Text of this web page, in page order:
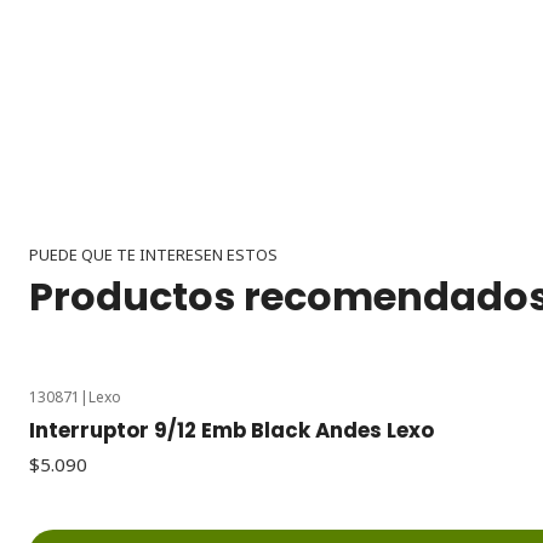
PUEDE QUE TE INTERESEN ESTOS
Productos
130871 | Lexo
Interruptor 9/12 Emb Black Andes Lexo
$5.090